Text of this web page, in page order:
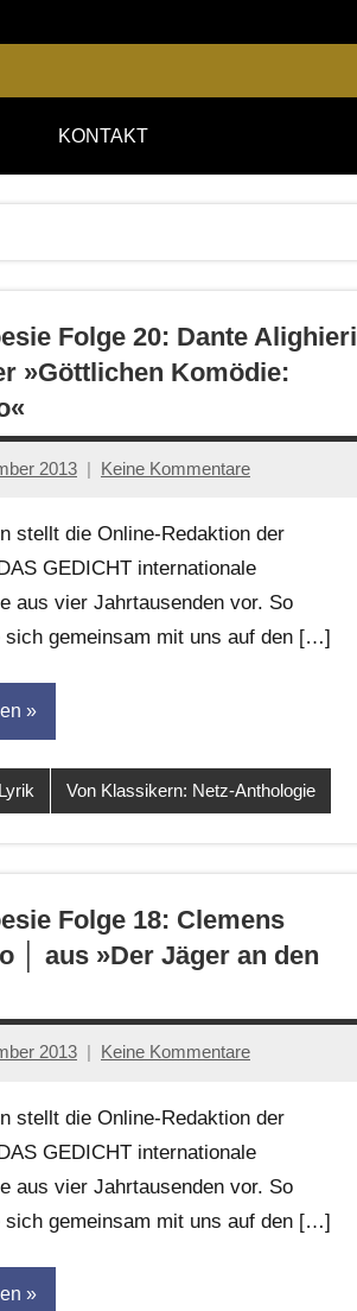
KONTAKT
Folge 20: Dante Alighieri
»Göttlichen Komödie:
2013 Keine Kommentare
stellt die Online-Redaktion der
GEDICHT internationale
aus vier Jahrtausenden vor. So
sich gemeinsam mit uns auf den […]
Lyrik Von Klassikern: Netz-Anthologie
Folge 18: Clemens
│ aus »Der Jäger an den
2013 Keine Kommentare
stellt die Online-Redaktion der
GEDICHT internationale
aus vier Jahrtausenden vor. So
sich gemeinsam mit uns auf den […]